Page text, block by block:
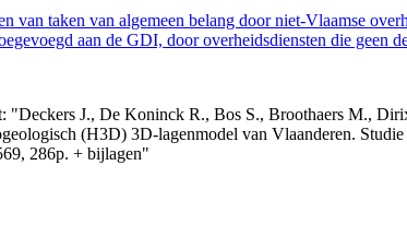
van taken van algemeen belang door niet-Vlaamse
aan de GDI, door overheidsdiensten die
"Deckers J., De Koninck R., Bos S., Broothaers M.,
(H3D) 3D-lagenmodel van Vlaanderen.
286p. + bijlagen"